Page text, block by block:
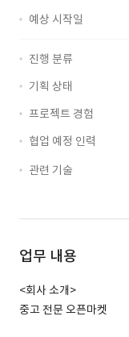
예상 시작일
진행 분류
기획 상태
프로젝트 경험
협업 예정 인력
관련 기술
업무 내용
<회사 소개>
중고 전문 오픈마켓